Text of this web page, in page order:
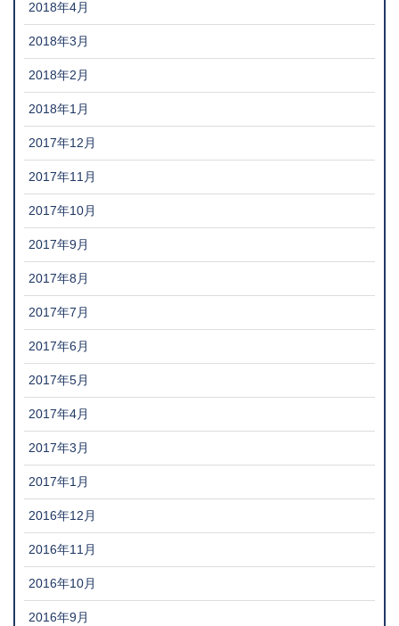
2018年4月
2018年3月
2018年2月
2018年1月
2017年12月
2017年11月
2017年10月
2017年9月
2017年8月
2017年7月
2017年6月
2017年5月
2017年4月
2017年3月
2017年1月
2016年12月
2016年11月
2016年10月
2016年9月